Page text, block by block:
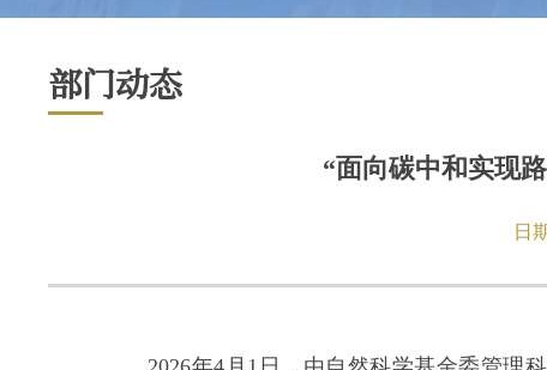
部门动态
“面向碳中和实现
日